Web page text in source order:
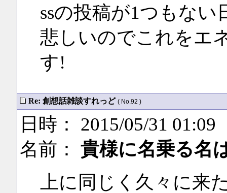
ssの投稿が1つもな
悲しいのでこれをエ
す!
Re: 創想話雑談すれっど ( No.92 )
日時： 2015/05/31 01:09
名前： 貴様に名乗る名
上に同じく久々に来